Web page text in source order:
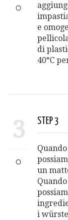
e
di
40°C
3 STEP 3
un
i